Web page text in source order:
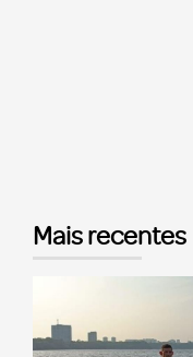
Mais recentes